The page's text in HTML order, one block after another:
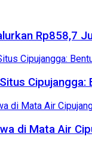
Rp858,7
di Mata Air